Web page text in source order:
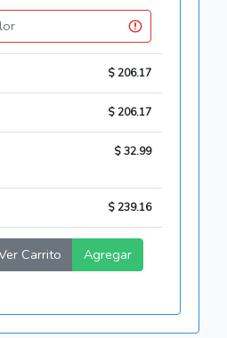
$ 206.17
$ 206.17
$ 32.99
$ 239.16
Carrito Agregar